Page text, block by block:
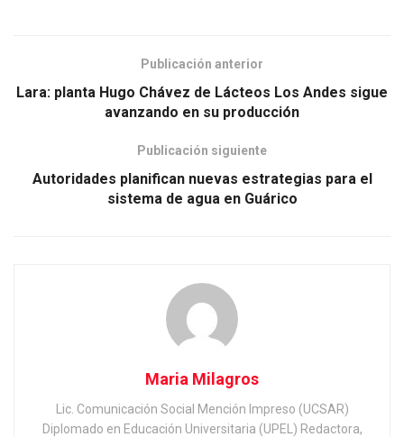
Publicación anterior
Lara: planta Hugo Chávez de Lácteos Los Andes sigue
avanzando en su producción
Publicación siguiente
Autoridades planifican nuevas estrategias para el
sistema de agua en Guárico
Maria Milagros
Lic. Comunicación Social Mención Impreso (UCSAR)
Diplomado en Educación Universitaria (UPEL) Redactora,